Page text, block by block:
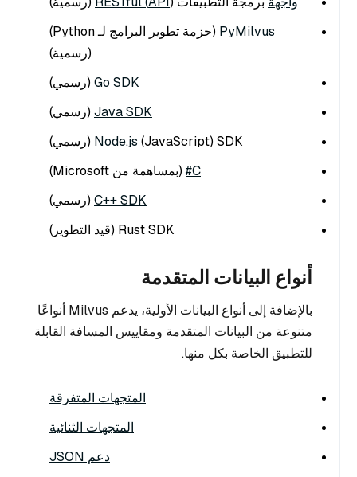
PyMilvus
(حزمة تطوير البرامج لـ Python)
(رسمية)
Go SDK (رسمي)
Java SDK (رسمي)
Node.js (JavaScript) SDK (رسمي)
C#
(بمساهمة من Microsoft)
C++ SDK (رسمي)
Rust SDK (قيد التطوير)
أنواع البيانات المتقدمة
بالإضافة إلى أنواع البيانات الأولية، يدعم Milvus أنواعًا
متنوعة من البيانات المتقدمة ومقاييس المسافة القابلة
للتطبيق الخاصة بكل منها.
المتجهات المتفرقة
المتجهات الثنائية
دعم JSON